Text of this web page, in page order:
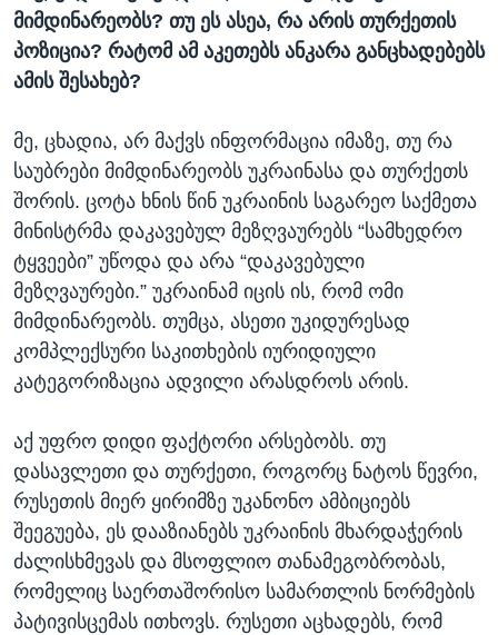
მიმდინარეობს? თუ ეს ასეა, რა არის თურქეთის
პოზიცია? რატომ ამ აკეთებს ანკარა განცხადებებს
ამის შესახებ?
მე, ცხადია, არ მაქვს ინფორმაცია იმაზე, თუ რა
საუბრები მიმდინარეობს უკრაინასა და თურქეთს
შორის. ცოტა ხნის წინ უკრაინის საგარეო საქმეთა
მინისტრმა დაკავებულ მეზღვაურებს “სამხედრო
ტყვეები” უწოდა და არა “დაკავებული
მეზღვაურები.” უკრაინამ იცის ის, რომ ომი
მიმდინარეობს. თუმცა, ასეთი უკიდურესად
კომპლექსური საკითხების იურიდიული
კატეგორიზაცია ადვილი არასდროს არის.
აქ უფრო დიდი ფაქტორი არსებობს. თუ
დასავლეთი და თურქეთი, როგორც ნატოს წევრი,
რუსეთის მიერ ყირიმზე უკანონო ამბიციებს
შეეგუება, ეს დააზიანებს უკრაინის მხარდაჭერის
ძალისხმევას და მსოფლიო თანამეგობრობას,
რომელიც საერთაშორისო სამართლის ნორმების
პატივისცემას ითხოვს. რუსეთი აცხადებს, რომ